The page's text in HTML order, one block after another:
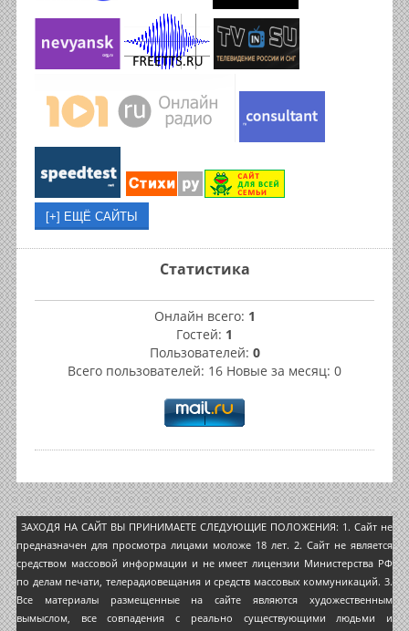
Статистика
Онлайн всего: 1
Гостей: 1
Пользователей: 0
Всего пользователей: 16 Новые за месяц: 0
ЗАХОДЯ НА САЙТ ВЫ ПРИНИМАЕТЕ СЛЕДУЮЩИЕ ПОЛОЖЕНИЯ: 1. Сайт не
предназначен для просмотра лицами моложе 18 лет. 2. Сайт не является
средством массовой информации и не имеет лицензии Министерства РФ
по делам печати, телерадиовещания и средств массовых коммуникаций. 3.
Все материалы размещенные на сайте являются художественным
вымыслом, все совпадения с реально существующими людьми и